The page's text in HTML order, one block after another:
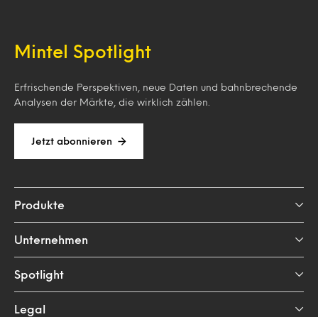
Mintel Spotlight
Erfrischende Perspektiven, neue Daten und bahnbrechende
Analysen der Märkte, die wirklich zählen.
Jetzt abonnieren
Produkte
Unternehmen
Spotlight
Legal